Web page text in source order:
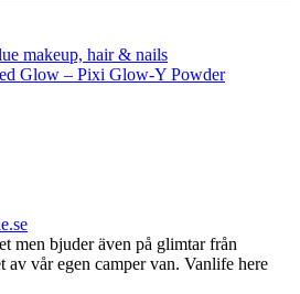
makeup, hair & nails
Glow – Pixi Glow-Y Powder
men bjuder även på glimtar från
av vår egen camper van. Vanlife here